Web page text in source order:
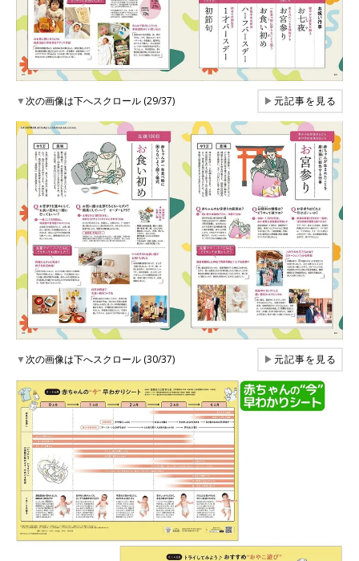
▼次の画像は下へスクロール (29/37) ▶元記事を見る
▼次の画像は下へスクロール (30/37) ▶元記事を見る